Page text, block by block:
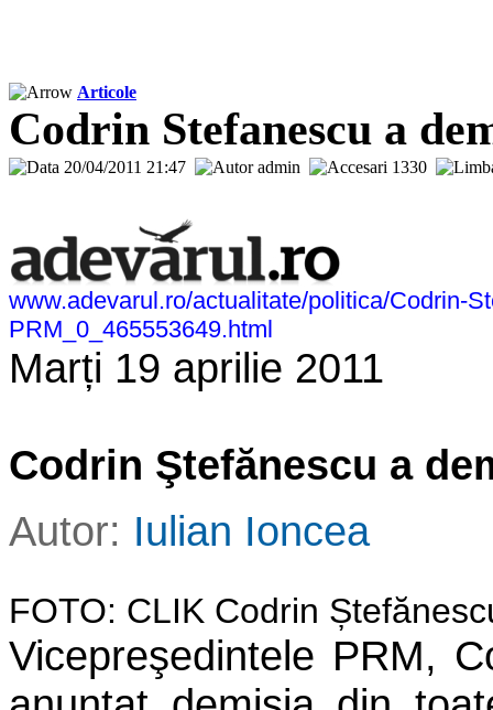
Articole
Codrin Stefanescu a
20/04/2011 21:47 admin 1330
www.adevarul.ro/actualitate/politica/Codrin-
PRM_0_465553649.html
Marți 19 aprilie 2011
Codrin Ştefănescu a
Autor: Iulian Ioncea
FOTO: CLIK Codrin
Vicepreşedintele PRM,